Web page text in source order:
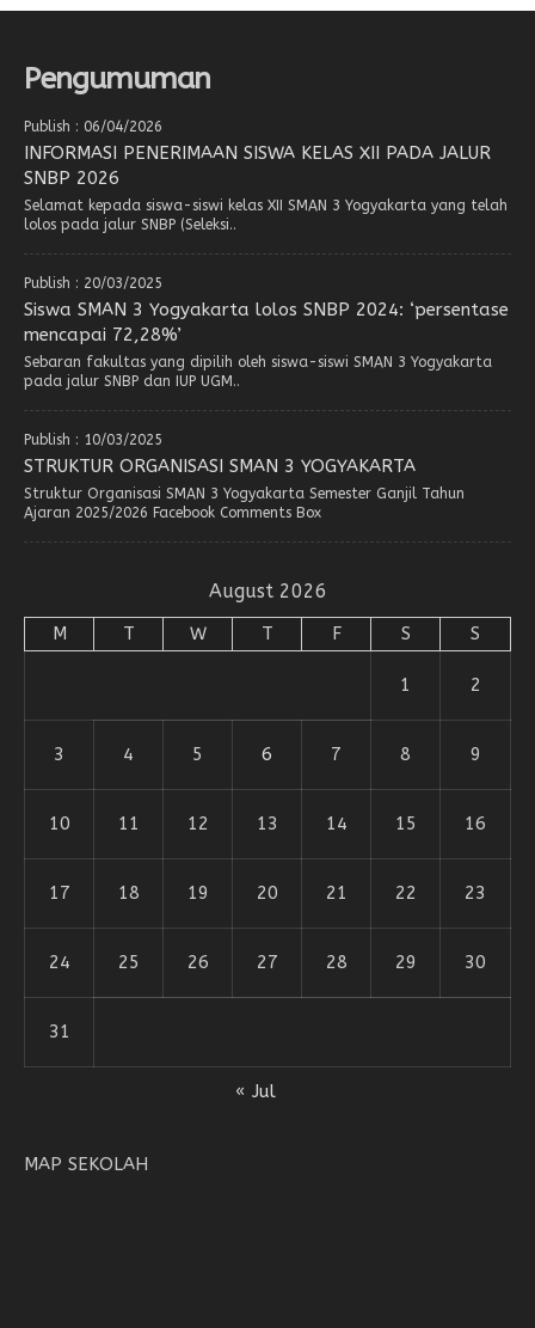
Pengumuman
Publish : 06/04/2026
INFORMASI PENERIMAAN SISWA KELAS XII PADA JALUR
SNBP 2026
Selamat kepada siswa-siswi kelas XII SMAN 3 Yogyakarta yang telah
lolos pada jalur SNBP (Seleksi..
Publish : 20/03/2025
Siswa SMAN 3 Yogyakarta lolos SNBP 2024: ‘persentase
mencapai 72,28%’
Sebaran fakultas yang dipilih oleh siswa-siswi SMAN 3 Yogyakarta
pada jalur SNBP dan IUP UGM..
Publish : 10/03/2025
STRUKTUR ORGANISASI SMAN 3 YOGYAKARTA
Struktur Organisasi SMAN 3 Yogyakarta Semester Ganjil Tahun
Ajaran 2025/2026 Facebook Comments Box
August 2026
M T W T F S S
1 2
3 4 5 6 7 8 9
10 11 12 13 14 15 16
17 18 19 20 21 22 23
24 25 26 27 28 29 30
31
« Jul
MAP SEKOLAH